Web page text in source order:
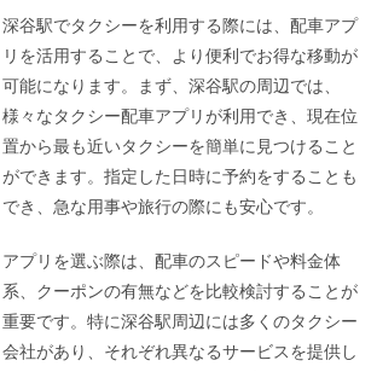
深谷駅でタクシーを利用する際には、配車アプ
リを活用することで、より便利でお得な移動が
可能になります。まず、深谷駅の周辺では、
様々なタクシー配車アプリが利用でき、現在位
置から最も近いタクシーを簡単に見つけること
ができます。指定した日時に予約をすることも
でき、急な用事や旅行の際にも安心です。
アプリを選ぶ際は、配車のスピードや料金体
系、クーポンの有無などを比較検討することが
重要です。特に深谷駅周辺には多くのタクシー
会社があり、それぞれ異なるサービスを提供し